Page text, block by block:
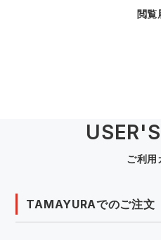
閲覧
ご利用
TAMAYURAでのご注文